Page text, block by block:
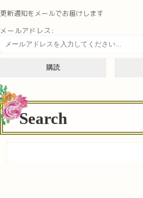
更新通知をメールでお届けします
メールアドレス:
Search